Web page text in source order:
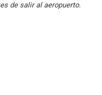
de salir al aeropuerto.